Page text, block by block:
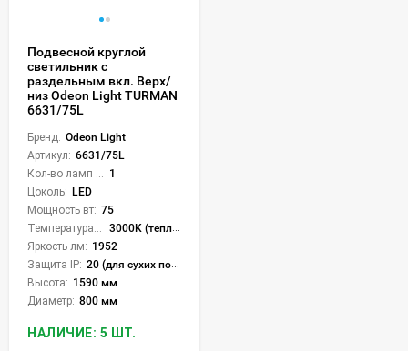
Подвесной круглой
светильник с
раздельным вкл. Верх/
низ Odeon Light TURMAN
6631/75L
Бренд: Odeon Light
Артикул: 6631/75L
1
Цоколь: LED
Мощность вт: 75
3000K (теплый)
Яркость лм: 1952
Защита IP: 20 (для сухих пом.)
Высота: 1590 мм
Диаметр: 800 мм
НАЛИЧИЕ: 5 ШТ.